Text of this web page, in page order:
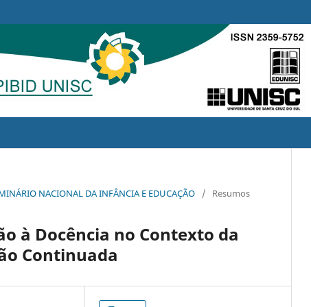
NACIONAL DA INFÂNCIA E EDUCAÇÃO
/ Resumos
à Docência no Contexto da
Continuada